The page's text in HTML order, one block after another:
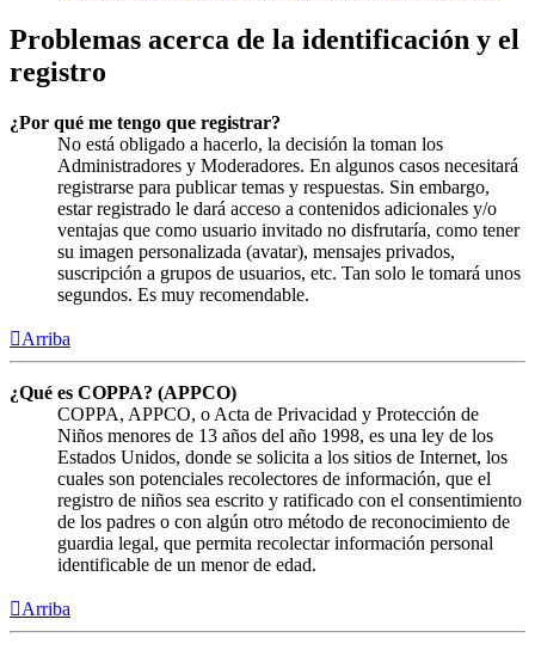
Problemas acerca de la identificación y el
registro
¿Por qué me tengo que registrar?
No está obligado a hacerlo, la decisión la toman los
Administradores y Moderadores. En algunos casos necesitará
registrarse para publicar temas y respuestas. Sin embargo,
estar registrado le dará acceso a contenidos adicionales y/o
ventajas que como usuario invitado no disfrutaría, como tener
su imagen personalizada (avatar), mensajes privados,
suscripción a grupos de usuarios, etc. Tan solo le tomará unos
segundos. Es muy recomendable.
Arriba
¿Qué es COPPA? (APPCO)
COPPA, APPCO, o Acta de Privacidad y Protección de
Niños menores de 13 años del año 1998, es una ley de los
Estados Unidos, donde se solicita a los sitios de Internet, los
cuales son potenciales recolectores de información, que el
registro de niños sea escrito y ratificado con el consentimiento
de los padres o con algún otro método de reconocimiento de
guardia legal, que permita recolectar información personal
identificable de un menor de edad.
Arriba